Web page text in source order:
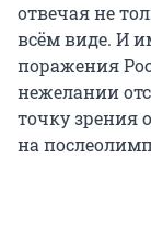
отвечая не
всём виде. И
поражения
нежелании
точку зрения
на